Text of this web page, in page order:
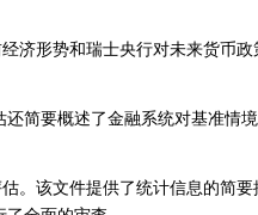
济形势和瑞士央行对未来货币
简要概述了金融系统对基准情
。该文件提供了统计信息的简